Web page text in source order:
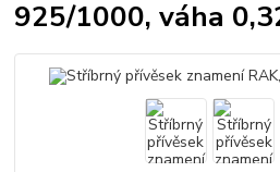
925/1000, váha